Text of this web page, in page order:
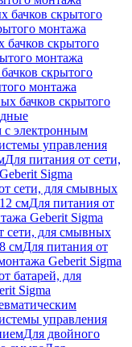
бачков скрытого
монтажа
бачков скрытого
монтажа
скрытого
монтажа
бачков скрытого
электронным
управления
Для питания от сети,
Sigma
сети, для смывных
смДля питания от
Geberit Sigma
сети, для смывных
смДля питания от
Geberit Sigma
батарей, для
Sigma
управления
Для двойного